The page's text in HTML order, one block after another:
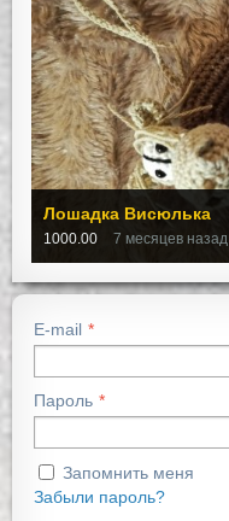
Лошадка Висюлька
1000.00 7 месяцев назад
E-mail
Пароль
Запомнить меня
Забыли пароль?